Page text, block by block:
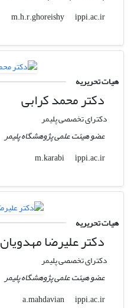
m.h.r.ghoreishy
ippi.ac.ir
هیات تحریریه
دکتر محمد کرابی
دکترای تخصصی پلیمر
عضو هیئت علمی پژوهشگاه پلیمر
m.karabi
ippi.ac.ir
هیات تحریریه
دکتر علیرضا مهدویان
دکترای تخصصی پلیمر
عضو هیئت علمی پژوهشگاه پلیمر
a.mahdavian
ippi.ac.ir